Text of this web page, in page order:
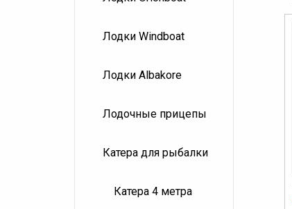
Лодки Windboat
Лодки Albakore
Лодочные прицепы
Катера для рыбалки
Катера 4 метра